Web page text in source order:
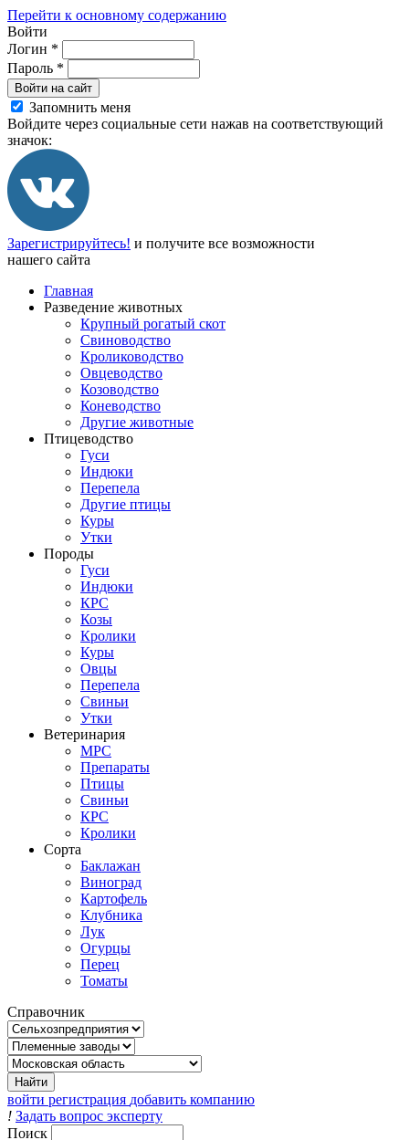
Перейти к основному содержанию
Войти
Логин *
Пароль *
Войти на сайт
Запомнить меня
Войдите через социальные сети нажав на соответствующий
значок:
Зарегистрируйтесь! и получите все возможности
нашего сайта
Главная
Разведение животных
Крупный рогатый скот
Свиноводство
Кролиководство
Овцеводство
Козоводство
Коневодство
Другие животные
Птицеводство
Гуси
Индюки
Перепела
Другие птицы
Куры
Утки
Породы
Гуси
Индюки
КРС
Козы
Кролики
Куры
Овцы
Перепела
Свиньи
Утки
Ветеринария
МРС
Препараты
Птицы
Свиньи
КРС
Кролики
Сорта
Баклажан
Виноград
Картофель
Клубника
Лук
Огурцы
Перец
Томаты
Справочник
войти регистрация добавить компанию
! Задать вопрос эксперту
Поиск